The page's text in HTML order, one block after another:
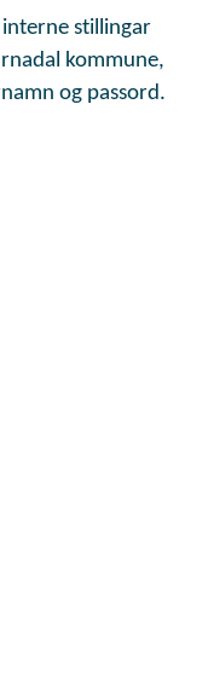
stillingar
kommune,
og passord.